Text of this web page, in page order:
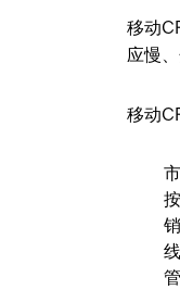
移动
应慢
移动